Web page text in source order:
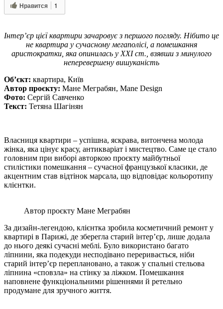
Нравится 1
Інтер’єр цієї квартири зачаровує з першого погляду. Нібито це
не квартира у сучасному мегаполісі, а помешкання
аристократки, яка опинилась у XXI ст., взявши з минулого
неперевершену вишуканість
Об’єкт: квартира, Київ
Автор проєкту: Мане Меграбян, Mane Design
Фото: Сергій Савченко
Текст: Тетяна Шагінян
Власниця квартири – успішна, яскрава, витончена молода
жінка, яка цінує красу, антикваріат і мистецтво. Саме це стало
головним при виборі авторкою проєкту майбутньої
стилістики помешкання – сучасної французької класики, де
акцентним став відтінок марсала, що відповідає кольоротипу
клієнтки.
Автор проєкту Мане Меграбян
За дизайн-легендою, клієнтка зробила косметичний ремонт у
квартирі в Парижі, де зберегла старий інтер’єр, лише додала
до нього деякі сучасні меблі. Було використано багато
ліпнини, яка подекуди несподівано переривається, ніби
старий інтер’єр переплановано, а також у спальні стельова
ліпнина «сповзла» на стінку за ліжком. Помешкання
наповнене функціональними рішеннями й ретельно
продумане для зручного життя.